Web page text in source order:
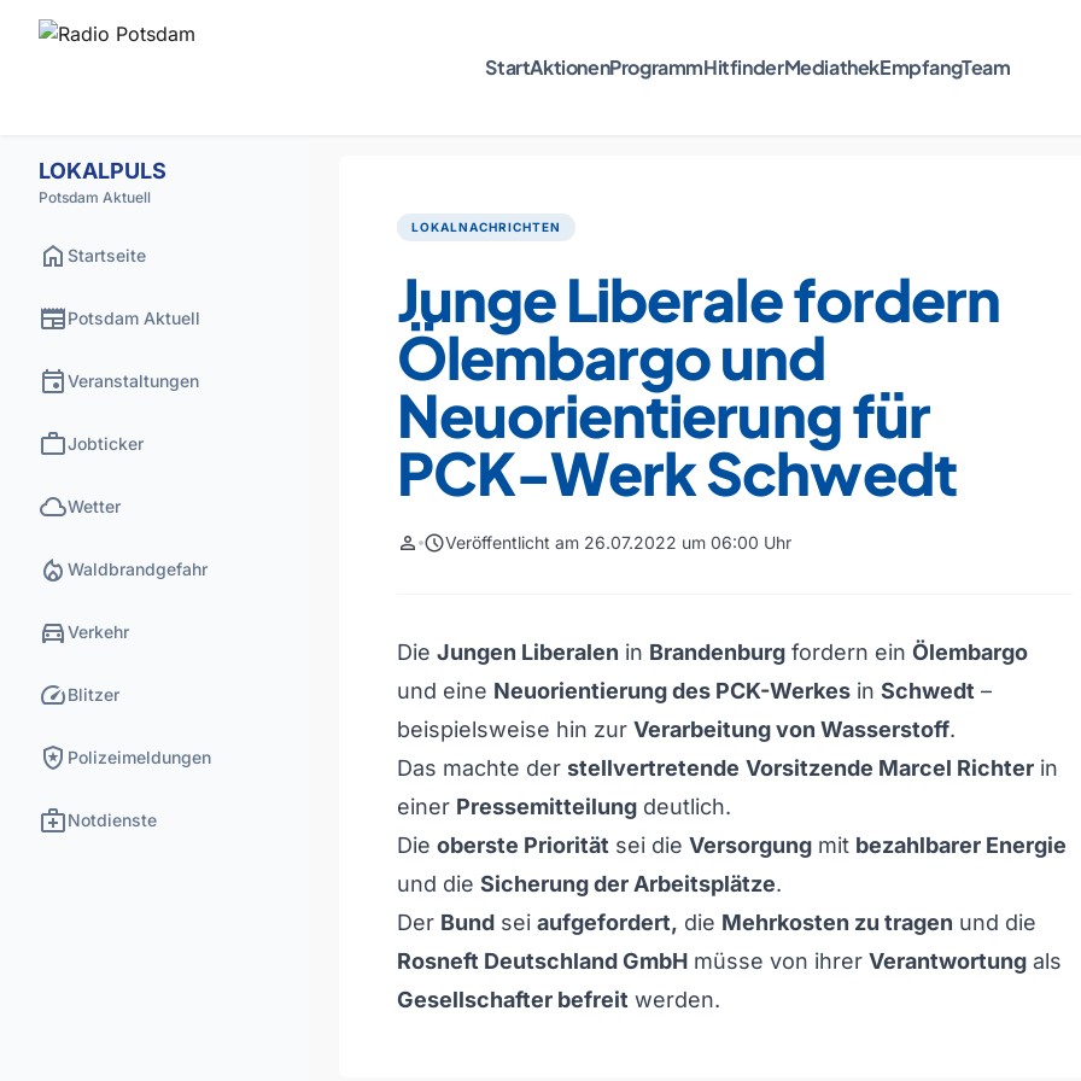
StartAktionenProgrammHitfinderMediathekEmpfangTeam
LOKALPULS
Potsdam Aktuell
home Startseite
newspaperPotsdam Aktuell
eventVeranstaltungen
workJobticker
cloudWetter
local_fire_department Waldbrandgefahr
directions_carVerkehr
speedBlitzer
local_police Polizeimeldungen
medical_servicesNotdienste
LOKALNACHRICHTEN
Junge Liberale fordern
Ölembargo und
Neuorientierung für
PCK-Werk Schwedt
person scheduleVeröffentlicht am 26.07.2022 um 06:00 Uhr
Die Jungen Liberalen in Brandenburg fordern ein Ölembargo
und eine Neuorientierung des PCK-Werkes in Schwedt –
beispielsweise hin zur Verarbeitung von Wasserstoff.
Das machte der stellvertretende Vorsitzende Marcel Richter in
einer Pressemitteilung deutlich.
Die oberste Priorität sei die Versorgung mit bezahlbarer Energie
und die Sicherung der Arbeitsplätze.
Der Bund sei aufgefordert, die Mehrkosten zu tragen und die
Rosneft Deutschland GmbH müsse von ihrer Verantwortung als
Gesellschafter befreit werden.